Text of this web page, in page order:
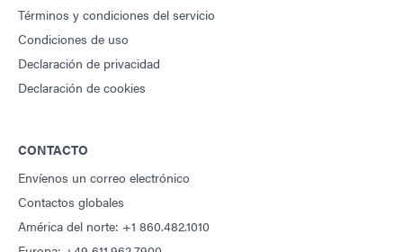
Términos y condiciones del servicio
Condiciones de uso
Declaración de privacidad
Declaración de cookies
CONTACTO
Envíenos un correo electrónico
Contactos globales
América del norte: +1 860.482.1010